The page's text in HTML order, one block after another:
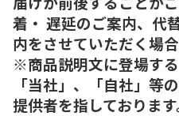
着・ 遅延のご案内、代
内をさせていただく場合
※商品説明文に登場する
「当社」、「自社」等
提供者を指しております